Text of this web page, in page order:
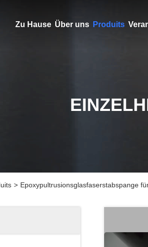
Zu Hause Über uns Produits
> Epoxypultrusionsglasfaserstabspange